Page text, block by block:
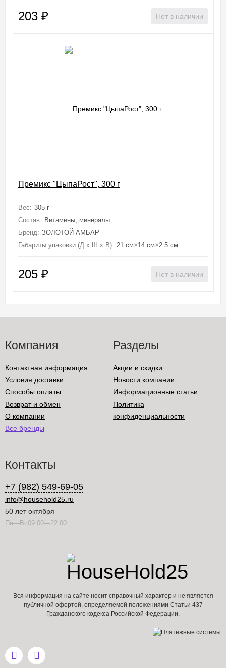
203 ₽ Нет в наличии
Премикс "ЦыпаРост", 300 г
Вес: 305 г
Состав: Витамины, минералы
Бренд: ЗОЛОТОЙ АМБАР
Габариты упаковки (Д х Ш х В): 21 см×14 см×2.5 см
205 ₽ Нет в наличии
Компания
Контактная информация
Условия доставки
Способы оплаты
Возврат и обмен
О компании
Все бренды
Разделы
Акции и скидки
Новости компании
Информационные статьи
Политика
конфиденциальности
Контакты
+7 (982) 549-69-05
info@household25.ru
50 лет октября
Пн—Вс09:00—22:00
Вся информация на сайте носит справочный характер и не является
публичной офертой, определяемой положениями Статьи 437
Гражданского кодекса Российской Федерации.